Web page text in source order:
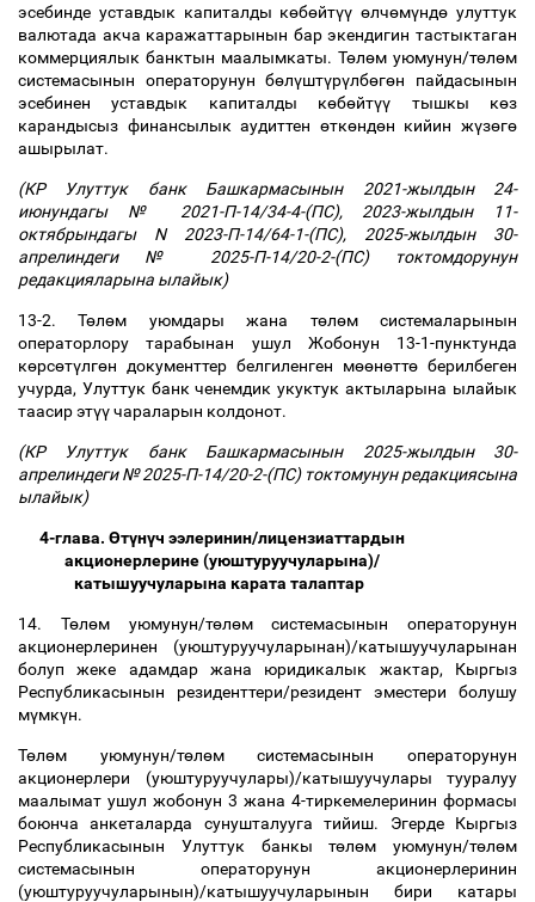
эсебинде уставдык капиталды көбөйтүү өлчөмүндө улуттук
валютада акча каражаттарынын бар экендигин тастыктаган
коммерциялык банктын маалымкаты. Төлөм уюмунун/төлөм
системасынын операторунун бөлүштүрүлбөгөн пайдасынын
эсебинен уставдык капиталды көбөйтүү тышкы көз
карандысыз финансылык аудиттен өткөндөн кийин жүзөгө
ашырылат.
(КР Улуттук банк Башкармасынын 2021-жылдын 24-
июнундагы № 2021-П-14/34-4-(ПС), 2023-жылдын 11-
октябрындагы N 2023-П-14/64-1-(ПС), 2025-жылдын 30-
апрелиндеги № 2025-П-14/20-2-(ПС) токтомдорунун
редакцияларына ылайык)
13-2. Төлөм уюмдары жана төлөм системаларынын
операторлору тарабынан ушул Жобонун 13-1-пунктунда
көрсөтүлгөн документтер белгиленген мөөнөттө берилбеген
учурда, Улуттук банк ченемдик укуктук актыларына ылайык
таасир этүүчараларын колдонот.
(КР Улуттук банк Башкармасынын 2025-жылдын 30-
апрелиндеги № 2025-П-14/20-2-(ПС) токтомунун редакциясына
ылайык)
4-глава. Өтүнүч ээлеринин/лицензиаттардын
акционерлерине (уюштуруучуларына)/
катышуучуларына карата талаптар
14. Төлөм уюмунун/төлөм системасынын операторунун
акционерлеринен (уюштуруучуларынан)/катышуучуларынан
болуп жеке адамдар жана юридикалык жактар, Кыргыз
Республикасынын резиденттери/резидент эместери болушу
мүмкүн.
Төлөм уюмунун/төлөм системасынын операторунун
акционерлери (уюштуруучулары)/катышуучулары тууралуу
маалымат ушул жобонун 3 жана 4-тиркемелеринин формасы
боюнча анкеталарда сунушталууга тийиш. Эгерде Кыргыз
Республикасынын Улуттук банкы төлөм уюмунун/төлөм
системасынын операторунун акционерлеринин
(уюштуруучуларынын)/катышуучуларынын бири катары